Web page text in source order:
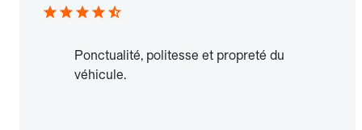
Ponctualité, politesse et propreté du
véhicule.